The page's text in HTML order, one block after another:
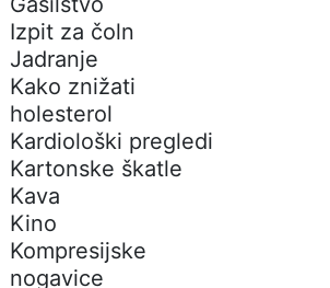
Izpit za čoln
Jadranje
Kako znižati
holesterol
Kardiološki pregledi
Kartonske škatle
Kava
Kino
Kompresijske
nogavice